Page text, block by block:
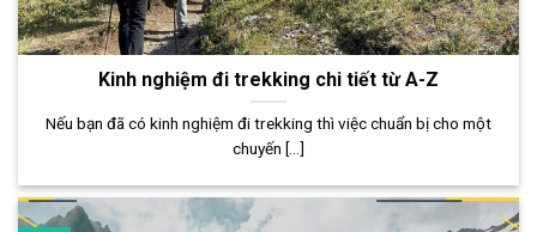
Kinh nghiệm đi trekking chi tiết từ A-Z
Nếu bạn đã có kinh nghiệm đi trekking thì việc chuẩn bị cho một
chuyến [...]